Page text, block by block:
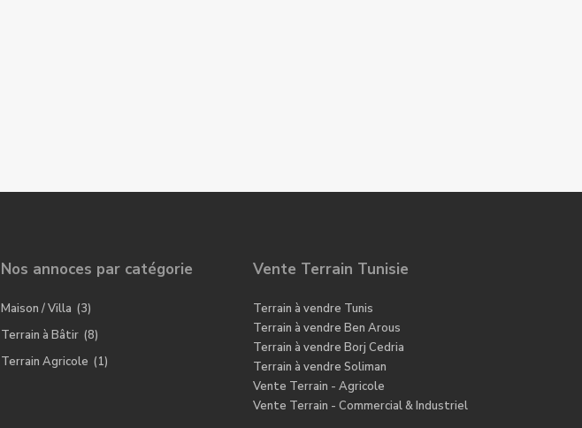
Nos annoces par catégorie
Maison / Villa (3)
Terrain à Bâtir (8)
Terrain Agricole (1)
Vente Terrain Tunisie
Terrain à vendre Tunis
Terrain à vendre Ben Arous
Terrain à vendre Borj Cedria
Terrain à vendre Soliman
Vente Terrain - Agricole
Vente Terrain - Commercial & Industriel